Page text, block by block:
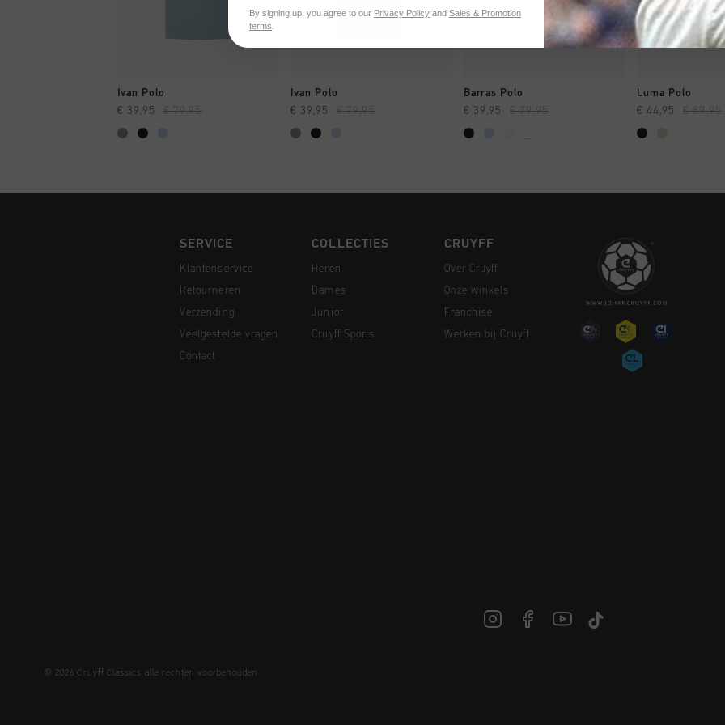
SNEL SHOPPEN
Ivan Polo
€ 39,95 € 79,95
SNEL SHOPPEN
Ivan Polo
€ 39,95 € 79,95
SNEL SHOPPEN
Barras Polo
€ 39,95 € 79,95
...
SNEL
Luma Polo
€ 44,95 € 89,95
SERVICE
Klantenservice
Retourneren
Verzending
Veelgestelde vragen
Contact
COLLECTIES
Heren
Dames
Junior
Cruyff Sports
CRUYFF
Over Cruyff
Onze winkels
Franchise
Werken bij Cruyff
© 2026 Cruyff Classics alle rechten voorbehouden
By signing up, you agree to our Privacy Policy and Sales & Promotion
terms